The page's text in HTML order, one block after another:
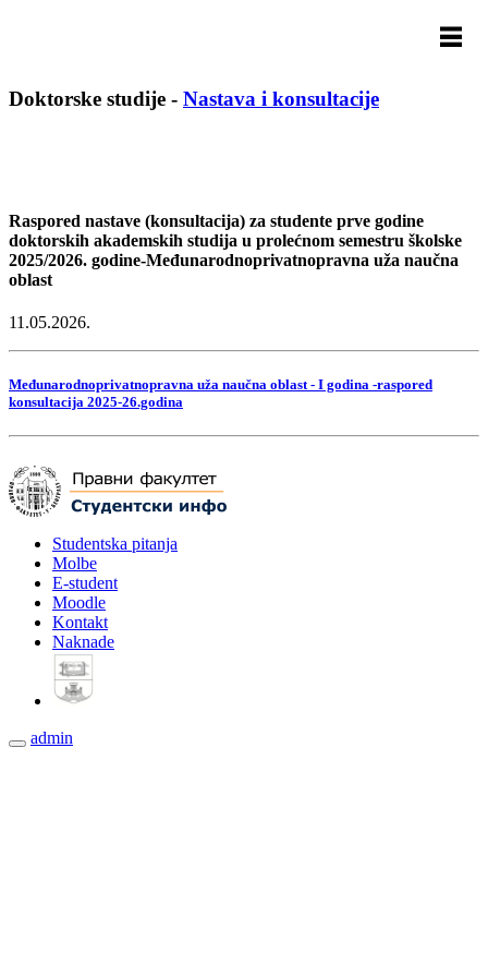
Doktorske studije - Nastava i konsultacije
Raspored nastave (konsultacija) za studente prve godine
doktorskih akademskih studija u prolećnom semestru školske
2025/2026. godine-Međunarodnoprivatnopravna uža naučna
oblast
11.05.2026.
Međunarodnoprivatnopravna uža naučna oblast - I godina -raspored
konsultacija 2025-26.godina
Studentska pitanja
Molbe
E-student
Moodle
Kontakt
Naknade
admin